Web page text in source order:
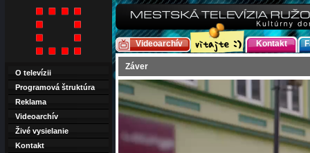
Videoarchív Kontakt
Záver
O televízii
Programová štruktúra
Reklama
Videoarchív
Živé vysielanie
Kontakt